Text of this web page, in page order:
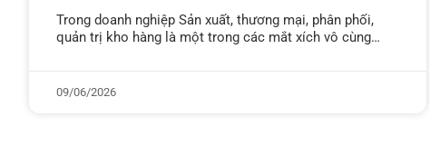
Trong doanh nghiệp Sản xuất, thương mại, phân phối,
quản trị kho hàng là một trong các mắt xích vô cùng
09/06/2026